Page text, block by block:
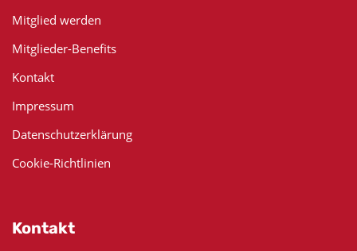
Mitglied werden
Mitglieder-Benefits
Kontakt
Impressum
Datenschutzerklärung
Cookie-Richtlinien
Kontakt